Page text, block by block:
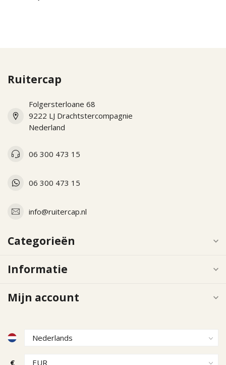
Ruitercap
Folgersterloane 68
9222 LJ Drachtstercompagnie
Nederland
06 300 473 15
06 300 473 15
info@ruitercap.nl
Categorieën
Informatie
Mijn account
€